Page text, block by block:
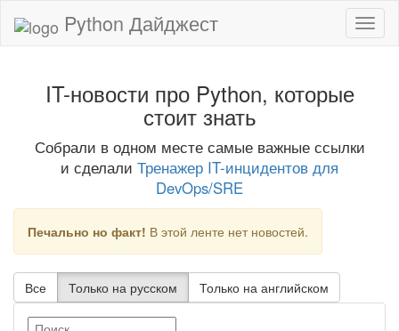
Python Дайджест
IT-новости про Python, которые
стоит знать
Собрали в одном месте самые важные ссылки
и сделали Тренажер IT-инцидентов для
DevOps/SRE
Печально но факт! В этой ленте нет новостей.
Все Только на русском Только на английском